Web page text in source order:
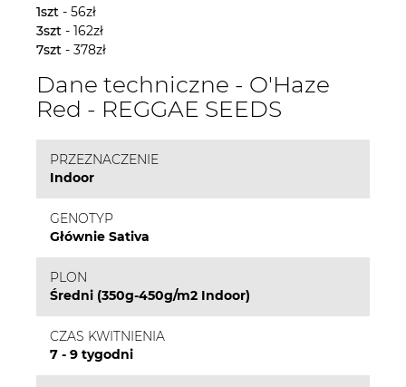
1szt - 56zł
3szt - 162zł
7szt - 378zł
Dane techniczne - O'Haze
Red - REGGAE SEEDS
PRZEZNACZENIE
Indoor
GENOTYP
Głównie Sativa
PLON
Średni (350g-450g/m2 Indoor)
CZAS KWITNIENIA
7 - 9 tygodni